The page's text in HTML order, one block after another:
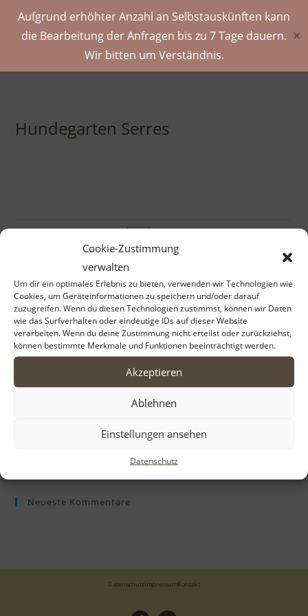
Aufgrund erhöhter Anzahl an Selbstauskünften kann
die Bearbeitung der Anfragen bis zu 7 Tage dauern.
Wir bitten um Verständnis.
✕
Cookie-Zustimmung
verwalten
Um dir ein optimales Erlebnis zu bieten, verwenden wir Technologien wie
Cookies, um Geräteinformationen zu speichern und/oder darauf
zuzugreifen. Wenn du diesen Technologien zustimmst, können wir Daten
wie das Surfverhalten oder eindeutige IDs auf dieser Website
verarbeiten. Wenn du deine Zustimmung nicht erteilst oder zurückziehst,
können bestimmte Merkmale und Funktionen beeinträchtigt werden.
Akzeptieren
Ablehnen
Einstellungen ansehen
Datenschutz
Hundegarten Serres
Standardsortierung
Ceterina-Rina – geb. ca. 01/2021
Neueste Kommentare
DatenschutzImpressumKontakt